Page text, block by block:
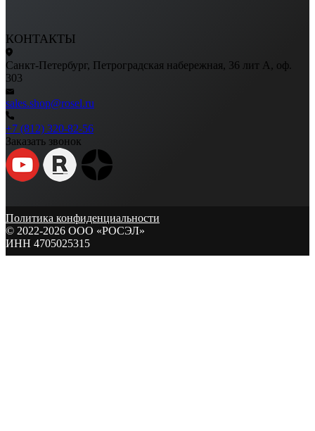
КОНТАКТЫ
Санкт-Петербург, Петроградская набережная, 36 лит А, оф.
303
sales.shop@rosel.ru
+7 (812) 320-82-56
Заказать звонок
Политика конфиденциальности
© 2022-2026 ООО «РОСЭЛ»
ИНН 4705025315